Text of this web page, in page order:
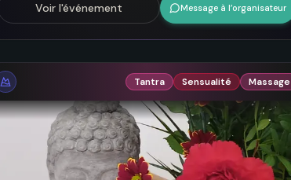
Voir l'événement Message à l’organisateur
Tantra Sensualité Massage